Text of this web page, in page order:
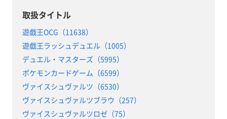
取扱タイトル
遊戯王OCG（11638）
遊戯王ラッシュデュエル（1005）
デュエル・マスターズ（5995）
ポケモンカードゲーム（6599）
ヴァイスシュヴァルツ（6530）
ヴァイスシュヴァルツブラウ（257）
ヴァイスシュヴァルツロゼ（75）